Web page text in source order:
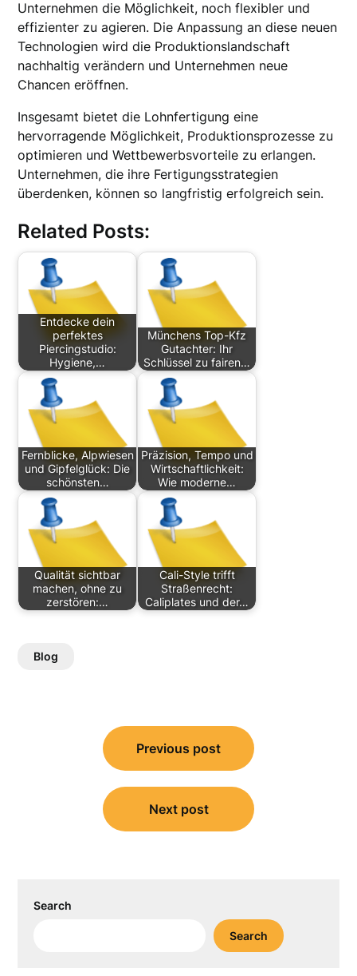
Unternehmen die Möglichkeit, noch flexibler und
effizienter zu agieren. Die Anpassung an diese neuen
Technologien wird die Produktionslandschaft
nachhaltig verändern und Unternehmen neue
Chancen eröffnen.
Insgesamt bietet die Lohnfertigung eine
hervorragende Möglichkeit, Produktionsprozesse zu
optimieren und Wettbewerbsvorteile zu erlangen.
Unternehmen, die ihre Fertigungsstrategien
überdenken, können so langfristig erfolgreich sein.
Related Posts:
Entdecke dein
perfektes
Piercingstudio:
Hygiene,…
Münchens Top-Kfz
Gutachter: Ihr
Schlüssel zu fairen…
Fernblicke, Alpwiesen
und Gipfelglück: Die
schönsten…
Präzision, Tempo und
Wirtschaftlichkeit:
Wie moderne…
Qualität sichtbar
machen, ohne zu
zerstören:…
Cali-Style trifft
Straßenrecht:
Caliplates und der…
Blog
navigation
Previous post
Next post
Search
Search